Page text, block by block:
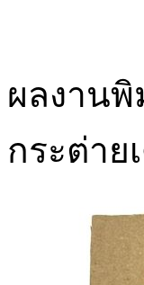
ผลงานพิ
กระต่าย